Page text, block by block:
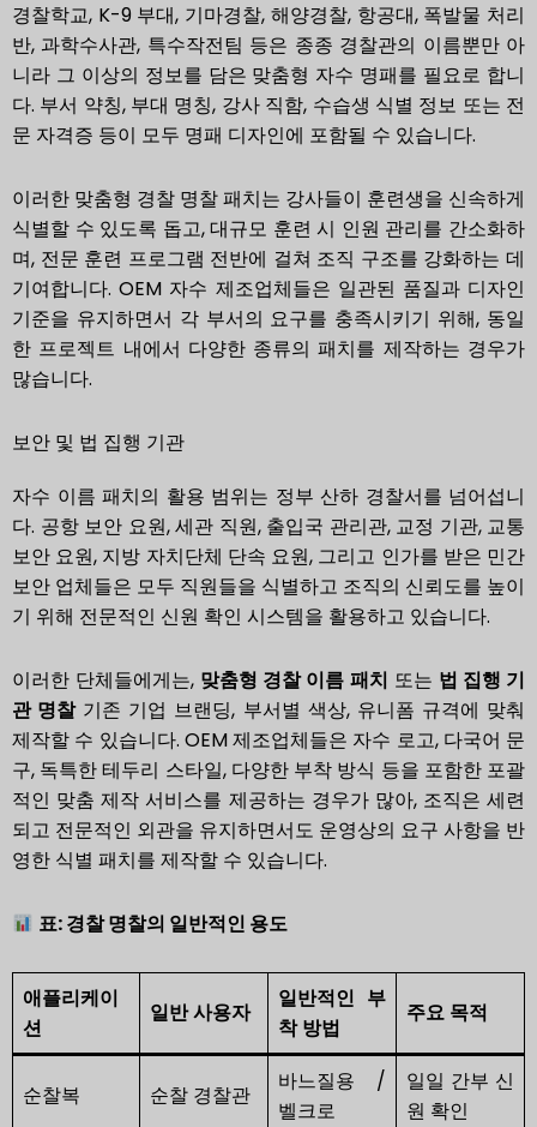
경찰학교, K-9 부대, 기마경찰, 해양경찰, 항공대, 폭발물 처리
반, 과학수사관, 특수작전팀 등은 종종 경찰관의 이름뿐만 아
니라 그 이상의 정보를 담은 맞춤형 자수 명패를 필요로 합니
다. 부서 약칭, 부대 명칭, 강사 직함, 수습생 식별 정보 또는 전
문 자격증 등이 모두 명패 디자인에 포함될 수 있습니다.
이러한 맞춤형 경찰 명찰 패치는 강사들이 훈련생을 신속하게
식별할 수 있도록 돕고, 대규모 훈련 시 인원 관리를 간소화하
며, 전문 훈련 프로그램 전반에 걸쳐 조직 구조를 강화하는 데
기여합니다. OEM 자수 제조업체들은 일관된 품질과 디자인
기준을 유지하면서 각 부서의 요구를 충족시키기 위해, 동일
한 프로젝트 내에서 다양한 종류의 패치를 제작하는 경우가
많습니다.
보안 및 법 집행 기관
자수 이름 패치의 활용 범위는 정부 산하 경찰서를 넘어섭니
다. 공항 보안 요원, 세관 직원, 출입국 관리관, 교정 기관, 교통
보안 요원, 지방 자치단체 단속 요원, 그리고 인가를 받은 민간
보안 업체들은 모두 직원들을 식별하고 조직의 신뢰도를 높이
기 위해 전문적인 신원 확인 시스템을 활용하고 있습니다.
이러한 단체들에게는, 맞춤형 경찰 이름 패치 또는 법 집행 기
관 명찰기존 기업 브랜딩, 부서별 색상, 유니폼 규격에 맞춰
제작할 수 있습니다. OEM 제조업체들은 자수 로고, 다국어 문
구, 독특한 테두리 스타일, 다양한 부착 방식 등을 포함한 포괄
적인 맞춤 제작 서비스를 제공하는 경우가 많아, 조직은 세련
되고 전문적인 외관을 유지하면서도 운영상의 요구 사항을 반
영한 식별 패치를 제작할 수 있습니다.
표: 경찰 명찰의 일반적인 용도
애플리케이
션
일반 사용자
일반적인 부
착 방법
주요 목적
순찰복 순찰 경찰관
바느질용 /
벨크로
일일 간부 신
원 확인